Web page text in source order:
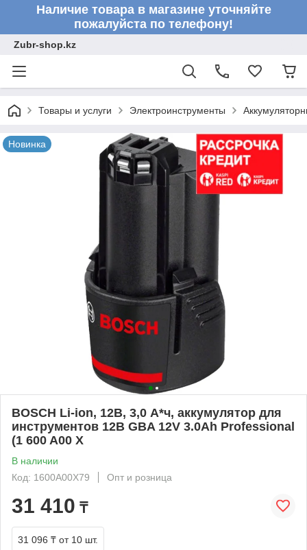
Наличие товара в магазине уточняйте
пожалуйста по телефону!
Zubr-shop.kz
Товары и услуги Электроинструменты
Новинка
BOSCH Li-ion, 12B, 3,0 А*ч, аккумулятор для
инструментов 12B GBA 12V 3.0Ah Professional
(1 600 A00 X
В наличии
Код: 1600A00X79
Опт и розница
31 410 ₸
31 096 ₸ от 10 шт.